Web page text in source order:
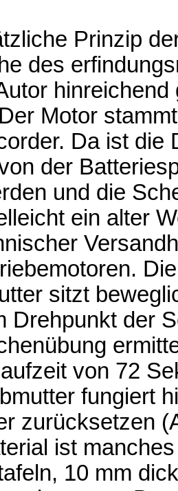
Prinzip
des
Motor
Da ist die
der
und die
ein alter
sitzt
Drehpunkt der
von 72
fungiert
zurücksetzen
ist
10 mm